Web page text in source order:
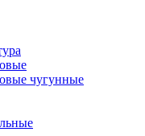
чугунные